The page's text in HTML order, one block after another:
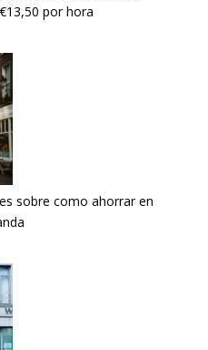
por hora
sobre como ahorrar en